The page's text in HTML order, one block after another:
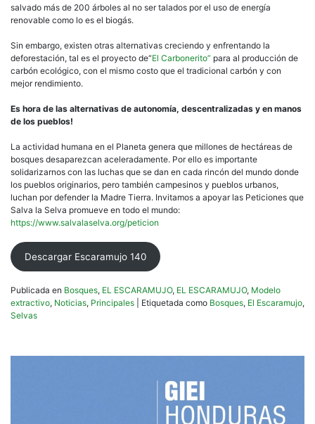
salvado más de 200 árboles al no ser talados por el uso de energía
renovable como lo es el biogás.
Sin embargo, existen otras alternativas creciendo y enfrentando la
deforestación, tal es el proyecto de“El Carbonerito” para al producción de
carbón ecológico, con el mismo costo que el tradicional carbón y con
mejor rendimiento.
Es hora de las alternativas de autonomía, descentralizadas y en manos
de los pueblos!
La actividad humana en el Planeta genera que millones de hectáreas de
bosques desaparezcan aceleradamente. Por ello es importante
solidarizarnos con las luchas que se dan en cada rincón del mundo donde
los pueblos originarios, pero también campesinos y pueblos urbanos,
luchan por defender la Madre Tierra. Invitamos a apoyar las Peticiones que
Salva la Selva promueve en todo el mundo:
https://www.salvalaselva.org/peticion
Descargar Escaramujo 140
Publicada en Bosques, EL ESCARAMUJO, EL ESCARAMUJO, Modelo
extractivo, Noticias, Principales Etiquetada como Bosques, El Escaramujo,
Selvas